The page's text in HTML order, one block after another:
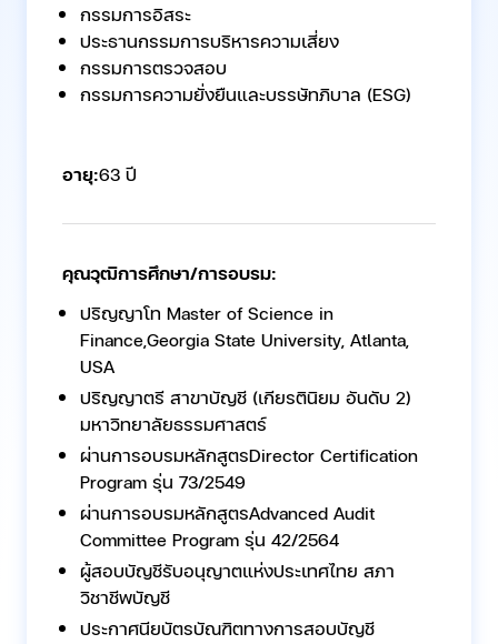
กรรมการอิสระ
ประธานกรรมการบริหารความเสี่ยง
กรรมการตรวจสอบ
กรรมการความยั่งยืนและบรรษัทภิบาล (ESG)
อายุ:63 ปี
คุณวุฒิการศึกษา/การอบรม:
ปริญญาโท Master of Science in
Finance,Georgia State University, Atlanta,
USA
ปริญญาตรี สาขาบัญชี (เกียรตินิยม อันดับ 2)
มหาวิทยาลัยธรรมศาสตร์
ผ่านการอบรมหลักสูตรDirector Certification
Program รุ่น 73/2549
ผ่านการอบรมหลักสูตรAdvanced Audit
Committee Program รุ่น 42/2564
ผู้สอบบัญชีรับอนุญาตแห่งประเทศไทย สภา
วิชาชีพบัญชี
ประกาศนียบัตรบัณฑิตทางการสอบบัญชี